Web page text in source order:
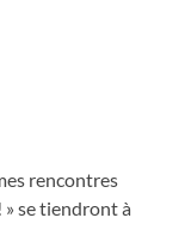
rencontres
» se tiendront à